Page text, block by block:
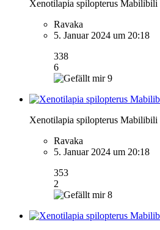
Xenotilapia spilopterus Mabilibili
Ravaka
5. Januar 2024 um 20:18
338
6
9
Xenotilapia spilopterus Mabilibili
Ravaka
5. Januar 2024 um 20:18
353
2
8